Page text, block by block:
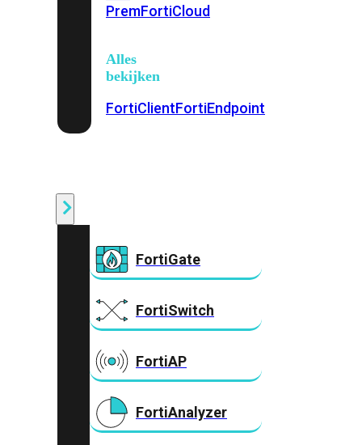
PremFortiCloud
Alles
bekijken
FortiClientFortiEndpoint
FortiGate
FortiSwitch
FortiAP
FortiAnalyzer